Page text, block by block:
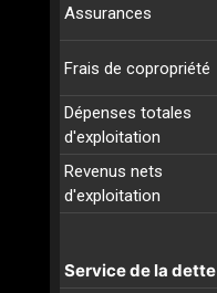
Assurances
Frais de copropriété
Dépenses totales
d'exploitation
Revenus nets
d'exploitation
Service de la dette